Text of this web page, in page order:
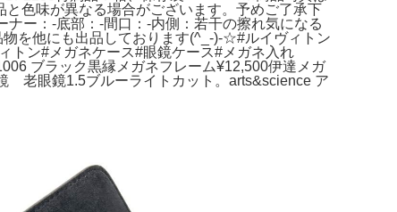
色味が異なる場合がございます。予めご了承下
ー：-底部：-間口：-内側：若干の擦れ気になる
にも出品しております(^_-)-☆#ルイヴィトン
メガネケース#眼鏡ケース#メガネ入れ
ブラック黒縁メガネフレーム¥12,500伊達メガ
老眼鏡1.5ブルーライトカット。arts&science ア